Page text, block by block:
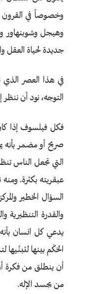
وخصوصاً في
وهيجل وشوبنهاور
جديدة لحياة العقل
في هذا العصر الذي
التوجه، نود أن
فكل فيلسوف إذا
صريح أو مضمر بأنه
التي تجعل الناس
عبقريته بكثرة.
السؤال الخطير
والقدرة التنظيرية
يدعي كل انسان
الحَكَم بينها
أن ينطلق من فكرة
من يجسد الإله.